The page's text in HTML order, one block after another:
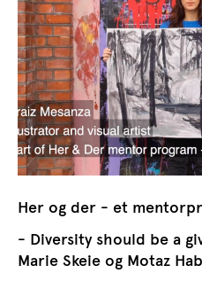
Her og der - et
- Diversity should be a
Marie Skeie og Motaz